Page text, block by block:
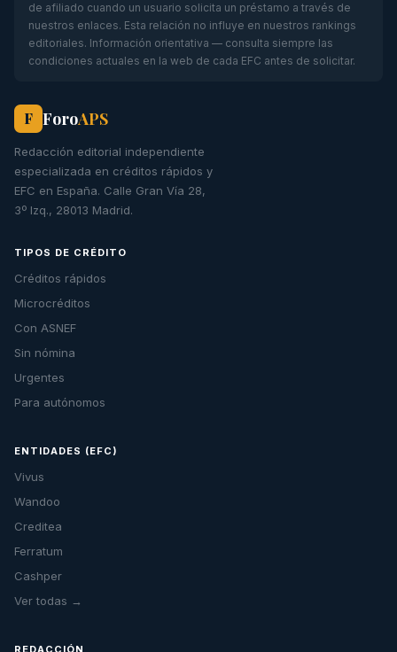
de afiliado cuando un usuario solicita un préstamo a través de
nuestros enlaces. Esta relación no influye en nuestros rankings
editoriales. Información orientativa — consulta siempre las
condiciones actuales en la web de cada EFC antes de solicitar.
F ForoAPS
Redacción editorial independiente
especializada en créditos rápidos y
EFC en España. Calle Gran Vía 28,
3º Izq., 28013 Madrid.
TIPOS DE CRÉDITO
Créditos rápidos
Microcréditos
Con ASNEF
Sin nómina
Urgentes
Para autónomos
ENTIDADES (EFC)
Vivus
Wandoo
Creditea
Ferratum
Cashper
Ver todas →
REDACCIÓN